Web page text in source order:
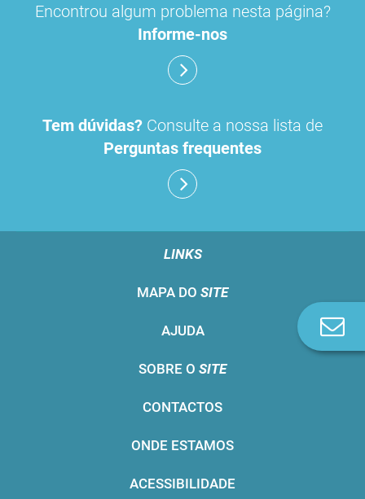
Encontrou algum problema nesta página?
Informe-nos
Tem dúvidas? Consulte a nossa lista de
Perguntas frequentes
LINKS
MAPA DO SITE
AJUDA
SOBRE O SITE
CONTACTOS
ONDE ESTAMOS
ACESSIBILIDADE